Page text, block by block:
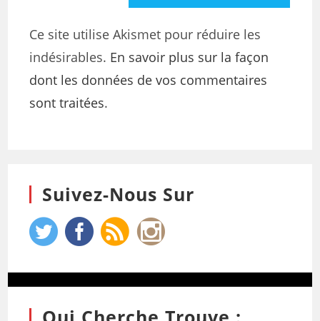
Ce site utilise Akismet pour réduire les
indésirables. En savoir plus sur la façon
dont les données de vos commentaires
sont traitées.
Suivez-Nous Sur